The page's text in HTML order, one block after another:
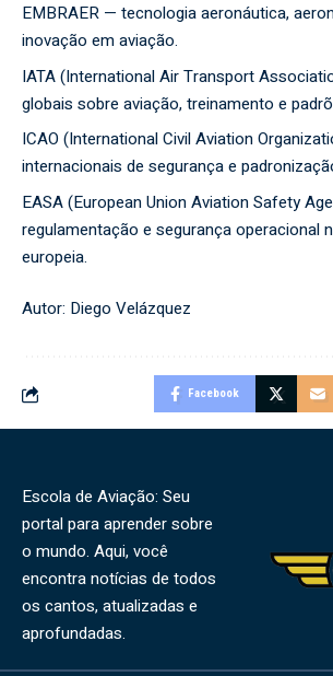
EMBRAER — tecnologia aeronáutica,
inovação em aviação.
IATA (International Air Transport
globais sobre aviação, treinamento e
ICAO (International Civil Aviation
internacionais de segurança e
EASA (European Union Aviation Safety
regulamentação e segurança operacional
europeia.
Autor: Diego Velázquez
Facebook
Escola de Aviação: Seu
portal para aprender sobre
o mundo. Aqui, você
encontra notícias de todos
os cantos, atualizadas e
aprofundadas.